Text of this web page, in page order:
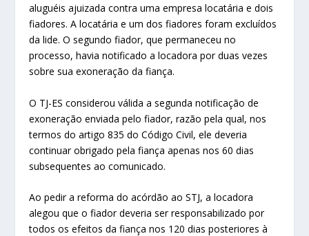
aluguéis ajuizada contra uma empresa locatária e dois
fiadores. A locatária e um dos fiadores foram excluídos
da lide. O segundo fiador, que permaneceu no
processo, havia notificado a locadora por duas vezes
sobre sua exoneração da fiança.
O TJ-ES considerou válida a segunda notificação de
exoneração enviada pelo fiador, razão pela qual, nos
termos do artigo 835 do Código Civil, ele deveria
continuar obrigado pela fiança apenas nos 60 dias
subsequentes ao comunicado.
Ao pedir a reforma do acórdão ao STJ, a locadora
alegou que o fiador deveria ser responsabilizado por
todos os efeitos da fiança nos 120 dias posteriores à